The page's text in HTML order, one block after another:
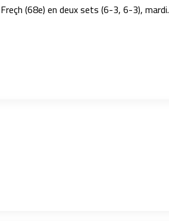
(68e) en deux sets (6-3, 6-3), mardi.